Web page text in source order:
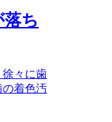
ち
徐々に歯
の着色汚